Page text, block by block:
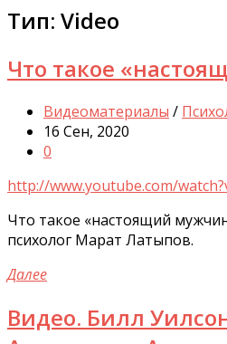
Тип: Video
Что такое
Видеоматериалы /
16 Сен, 2020
0
http://www.youtube.com/
Что такое «настоящий
психолог Марат Латыпов.
Далее
Видео. Билл